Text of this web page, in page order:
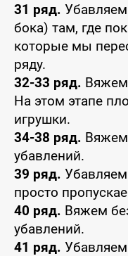
31 ряд.
бока) там, где
которые мы
ряду.
32-33 ряд. Вяжем
На этом этапе
игрушки.
34-38 ряд. Вяжем
убавлений.
39 ряд.
просто
40 ряд. Вяжем
убавлений.
41 ряд.